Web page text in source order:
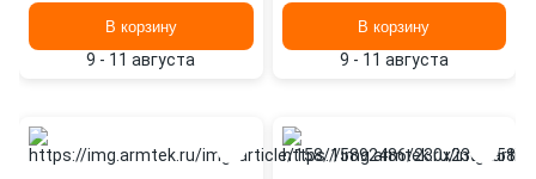
04 BANTAJВ корзину
9 - 11 августа
BV23867 BANTAJ
В корзину
9 - 11 августа